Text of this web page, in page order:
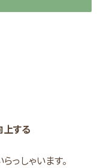
上する
っしゃいます。